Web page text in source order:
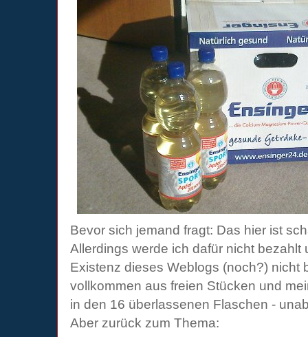
Bevor sich jemand fragt: Das hier ist
Allerdings werde ich dafür nicht bezahlt
Existenz dieses Weblogs (noch?) nicht
vollkommen aus freien Stücken und
in den 16 überlassenen Flaschen -
Aber zurück zum Thema: